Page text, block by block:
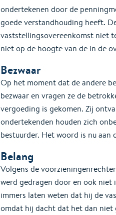
ondertekenen door de
goede verstandhouding heeft.
vaststellingsovereenkomst niet
niet op de hoogte van de in de
Bezwaar
Op het moment dat de andere
bezwaar en vragen ze de
vergoeding is gekomen. Zij
ondertekenden houden zich
bestuurder. Het woord is nu aan
Belang
Volgens de
werd gedragen door en ook niet
immers laten weten dat hij de
omdat hij dacht dat het dan niet